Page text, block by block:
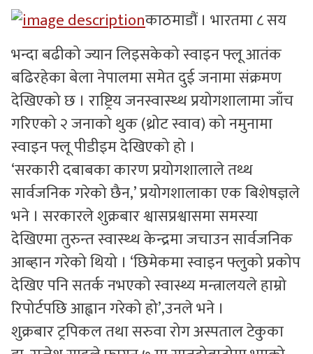
सुचनाहरु
भिडियो
काठमाडौं । भारतमा ८ सय
भन्दा बढीको ज्यान लिइसकेको स्वाइन फ्लू आतंक
बढिरहेका बेला नेपालमा समेत दुई जनामा संक्रमण
देखिएको छ । राष्ट्रिय जनस्वास्थ्थ प्रयोगशालामा जाँच
गरिएको २ जनाको थुक (थ्रोट स्वाव) को नमुनामा
स्वाइन फ्लू पीडीइम देखिएको हो ।
‘सरकारी दबाबका कारण प्रयोगशालाले तथ्थ
सार्वजनिक गरेको छैन,’ प्रयोगशालाका एक बिशेषज्ञले
भने । सरकारले शुक्रबार श्वासप्रश्वासमा समस्या
देखिएमा तुरुन्त स्वास्थ्थ केन्द्रमा जचाउन सार्वजनिक
आब्हान गरेको थियो । ‘छिमेकमा स्वाइन फ्लुको प्रकोप
देखिए पनि सतर्क नभएको स्वास्थ्य मन्त्रालयले हाम्रो
रिपोर्टपछि आह्वान गरेको हो’,उनले भने ।
शुक्रबार ट्रपिकल तथा सरुवा रोग अस्पताल टेकुका